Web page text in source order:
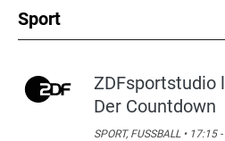
Sport
ZDFsportstudio
Der Countdown
SPORT, FUSSBALL • 17:15